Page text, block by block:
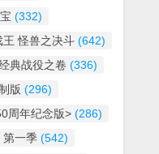
(332)
王 怪兽之决斗 (642)
典战役之卷 (336)
版 (296)
周年纪念版> (286)
第一季 (542)